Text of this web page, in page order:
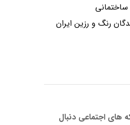
ساختمانی
رنگ و رزين ايران
های اجتماعی دنبال